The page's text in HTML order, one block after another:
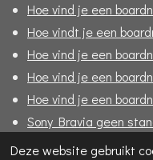
Deze website gebruikt
Hoe vind je een
Hoe vindt je een
Hoe vind je een
Hoe vind je een
Hoe vind je een
Sony Bravia geen
Formulier "Bijbestellen"